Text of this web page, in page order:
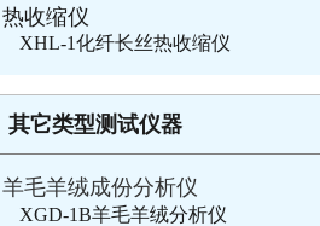
热收缩仪
XHL-1化纤长丝热收缩仪
其它类型测试仪器
羊毛羊绒成份分析仪
XGD-1B羊毛羊绒分析仪